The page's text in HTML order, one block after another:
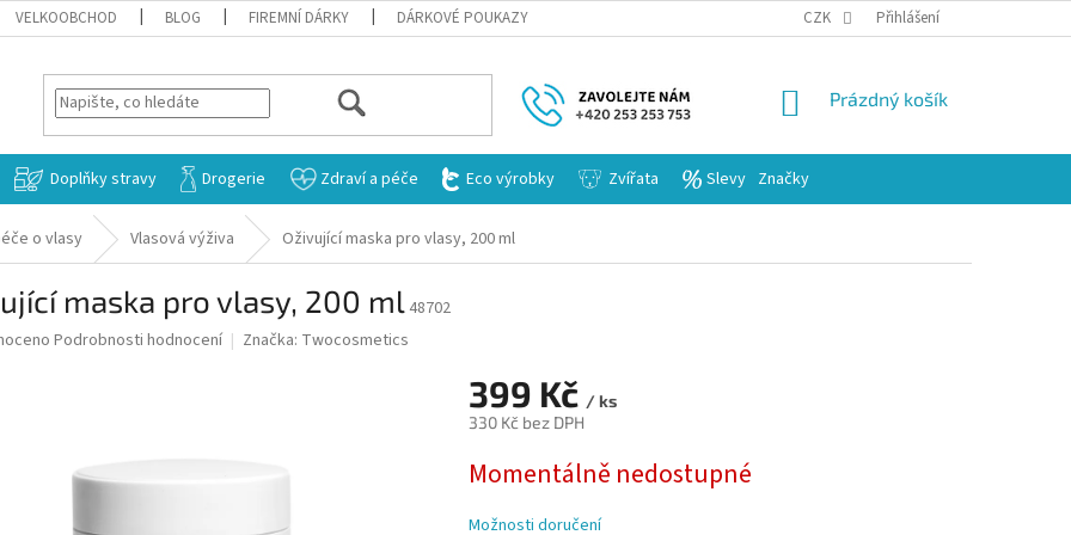
VELKOOBCHOD BLOG FIREMNÍ DÁRKY DÁRKOVÉ POUKAZY CZK Přihlášení
HLEDAT
NÁKUPNÍ
Prázdný košík
Doplňky stravy Drogerie Zdraví a péče Eco výrobky Zvířata Slevy Značky
o vlasy Vlasová výživa Oživující maska pro vlasy, 200 ml
maska pro vlasy, 200 ml 48702
Podrobnosti hodnocení Značka: Twocosmetics
399 Kč / ks
330 Kč bez DPH
cena:
Momentálně nedostupné
Možnosti doručení